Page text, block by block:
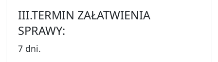
III.TERMIN ZAŁATWIENIA
SPRAWY:
7 dni.